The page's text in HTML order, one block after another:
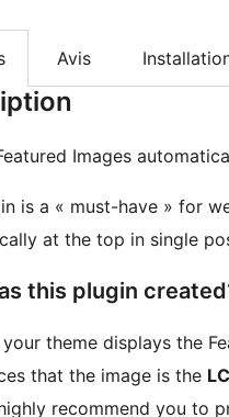
Avis
Images
is a « must-have » for
at the top in single
this plugin
your theme displays the
that the image is the
recommend you to